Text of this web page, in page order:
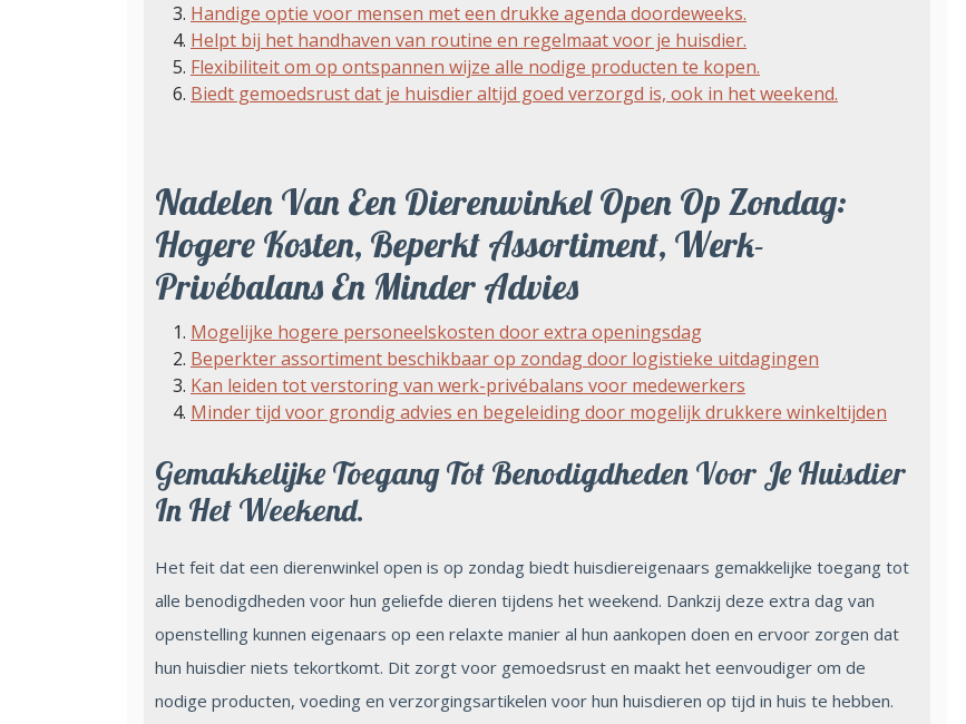
Handige optie voor mensen met een drukke agenda doordeweeks.
Helpt bij het handhaven van routine en regelmaat voor je huisdier.
Flexibiliteit om op ontspannen wijze alle nodige producten te kopen.
Biedt gemoedsrust dat je huisdier altijd goed verzorgd is, ook in het weekend.
Nadelen Van Een Dierenwinkel Open Op Zondag:
Hogere Kosten, Beperkt Assortiment, Werk-
Privébalans En Minder Advies
Mogelijke hogere personeelskosten door extra openingsdag
Beperkter assortiment beschikbaar op zondag door logistieke uitdagingen
Kan leiden tot verstoring van werk-privébalans voor medewerkers
Minder tijd voor grondig advies en begeleiding door mogelijk drukkere winkeltijden
Gemakkelijke Toegang Tot Benodigdheden Voor Je Huisdier
In Het Weekend.
Het feit dat een dierenwinkel open is op zondag biedt huisdiereigenaars gemakkelijke toegang tot
alle benodigdheden voor hun geliefde dieren tijdens het weekend. Dankzij deze extra dag van
openstelling kunnen eigenaars op een relaxte manier al hun aankopen doen en ervoor zorgen dat
hun huisdier niets tekortkomt. Dit zorgt voor gemoedsrust en maakt het eenvoudiger om de
nodige producten, voeding en verzorgingsartikelen voor hun huisdieren op tijd in huis te hebben.